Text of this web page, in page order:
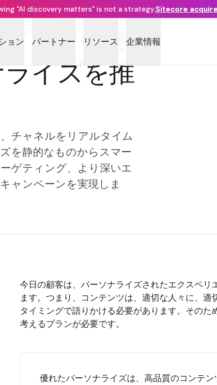
"AI discovery matters" is not a strategy.Sitecore
ョン パートナー リソース 企業情報
ダイナミ
イズを推
チャネルをリアルタイム
を静的なものからスマー
ゲティング、より深いエ
ャンペーンを実現しま
今日の顧客は、パーソナライズされたエクスペリ
ます。つまり、コンテンツは、適切な人々に、適
タイミングで語りかける必要があります。そのた
考えるプランが必要です。
優れたパーソナライズは、高品質のコンテ